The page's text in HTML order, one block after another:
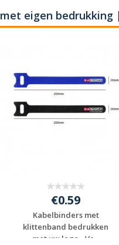
met eigen
€0.59
Kabelbinders met
klittenband bedrukken
met uw logo - Ve...